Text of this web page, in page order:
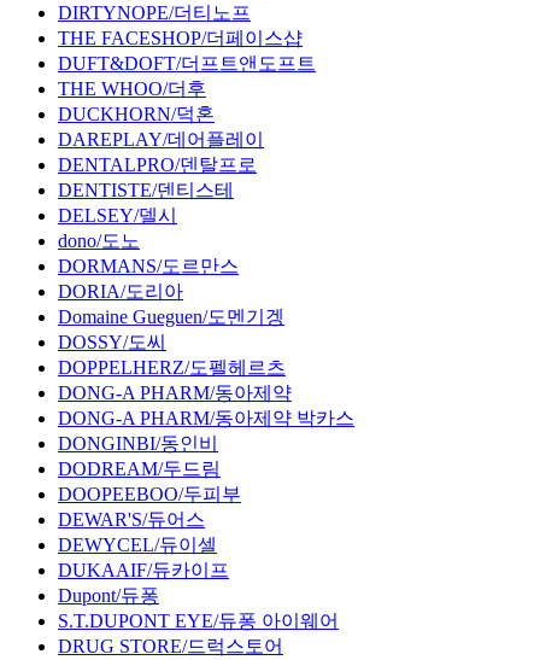
DIRTYNOPE/더티노프
THE FACESHOP/더페이스샵
DUFT&DOFT/더프트앤도프트
THE WHOO/더후
DUCKHORN/덕혼
DAREPLAY/데어플레이
DENTALPRO/덴탈프로
DENTISTE/덴티스테
DELSEY/델시
dono/도노
DORMANS/도르만스
DORIA/도리아
Domaine Gueguen/도멘기겡
DOSSY/도씨
DOPPELHERZ/도펠헤르츠
DONG-A PHARM/동아제약
DONG-A PHARM/동아제약 박카스
DONGINBI/동인비
DODREAM/두드림
DOOPEEBOO/두피부
DEWAR'S/듀어스
DEWYCEL/듀이셀
DUKAAIF/듀카이프
Dupont/듀퐁
S.T.DUPONT EYE/듀퐁 아이웨어
DRUG STORE/드럭스토어